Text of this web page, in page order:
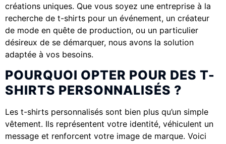
créations uniques. Que vous soyez une entreprise à la
recherche de t-shirts pour un événement, un créateur
de mode en quête de production, ou un particulier
désireux de se démarquer, nous avons la solution
adaptée à vos besoins.
POURQUOI OPTER POUR DES T-
SHIRTS PERSONNALISÉS ?
Les t-shirts personnalisés sont bien plus qu’un simple
vêtement. Ils représentent votre identité, véhiculent un
message et renforcent votre image de marque. Voici